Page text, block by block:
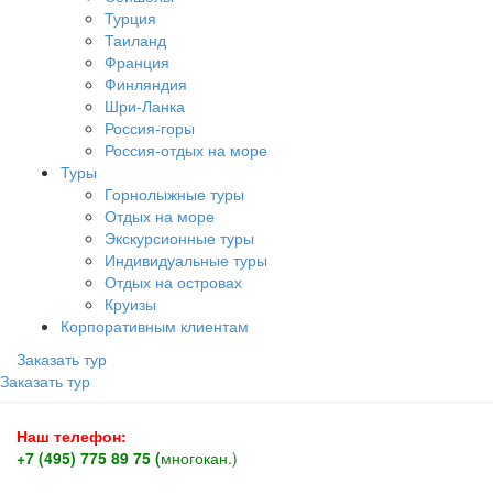
Турция
Таиланд
Франция
Финляндия
Шри-Ланка
Россия-горы
Россия-отдых на море
Туры
Горнолыжные туры
Отдых на море
Экскурсионные туры
Индивидуальные туры
Отдых на островах
Круизы
Корпоративным клиентам
Заказать тур
Заказать тур
Наш телефон:
+7 (495) 775 89 75 (многокан.)